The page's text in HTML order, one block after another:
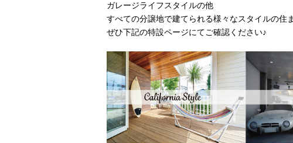
ガレージライフスタイルの他
すべての分譲地で建てられる様々なスタイルの住
ぜひ下記の特設ページにてご確認ください♪